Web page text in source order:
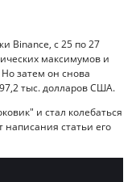
Binance, с 25 по 27
максимумов и
затем он снова
тыс. долларов США.
и стал колебаться
написания статьи его